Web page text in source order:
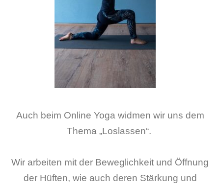
Auch beim Online Yoga widmen wir uns dem
Thema „Loslassen“.
Wir arbeiten mit der Beweglichkeit und Öffnung
der Hüften, wie auch deren Stärkung und